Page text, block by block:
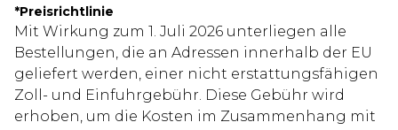
*Preisrichtlinie
Mit Wirkung zum 1. Juli 2026 unterliegen alle
Bestellungen, die an Adressen innerhalb der EU
geliefert werden, einer nicht erstattungsfähigen
Zoll- und Einfuhrgebühr. Diese Gebühr wird
erhoben, um die Kosten im Zusammenhang mit